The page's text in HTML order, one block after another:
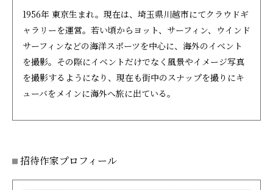
1956年 東京生まれ。現在は、埼玉県川越市にてクラウドギ
ャラリーを運営。若い頃からヨット、サーフィン、ウインド
サーフィンなどの海洋スポーツを中心に、海外のイベント
を撮影。その際にイベントだけでなく風景やイメージ写真
を撮影するようになり、現在も街中のスナップを撮りにキ
ューバをメインに海外へ旅に出ている。
招待作家プロフィール